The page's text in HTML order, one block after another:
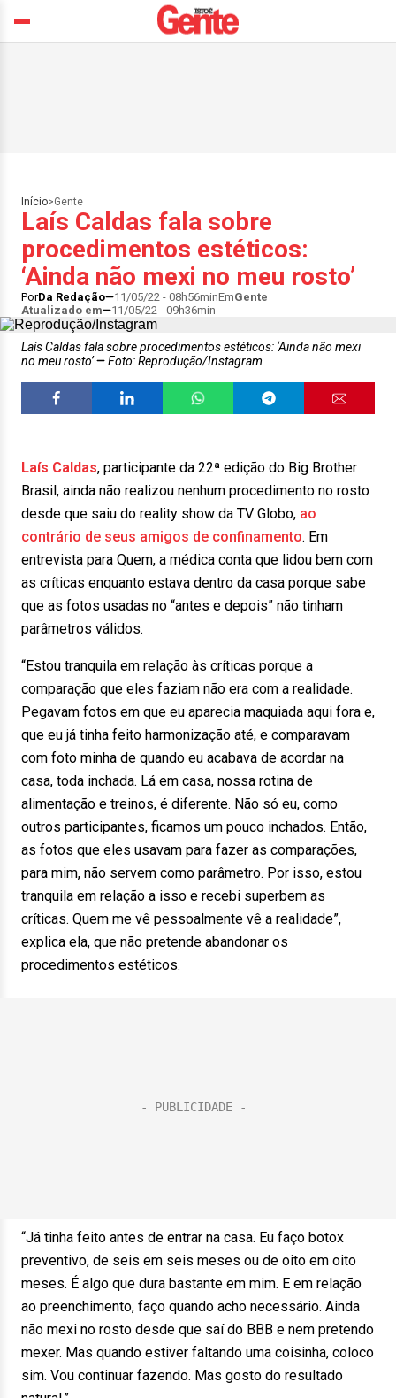
Início>Gente
Laís Caldas fala sobre
procedimentos estéticos:
‘Ainda não mexi no meu rosto’
PorDa Redação 11/05/22 - 08h56minEmGente
Atualizado em
11/05/22 - 09h36min
Laís Caldas fala sobre procedimentos estéticos: ‘Ainda não mexi
no meu rosto’
Foto: Reprodução/Instagram
Laís Caldas, participante da 22ª edição do Big Brother
Brasil, ainda não realizou nenhum procedimento no rosto
desde que saiu do reality show da TV Globo, ao
contrário de seus amigos de confinamento. Em
entrevista para Quem, a médica conta que lidou bem com
as críticas enquanto estava dentro da casa porque sabe
que as fotos usadas no “antes e depois” não tinham
parâmetros válidos.
“Estou tranquila em relação às críticas porque a
comparação que eles faziam não era com a realidade.
Pegavam fotos em que eu aparecia maquiada aqui fora e,
que eu já tinha feito harmonização até, e comparavam
com foto minha de quando eu acabava de acordar na
casa, toda inchada. Lá em casa, nossa rotina de
alimentação e treinos, é diferente. Não só eu, como
outros participantes, ficamos um pouco inchados. Então,
as fotos que eles usavam para fazer as comparações,
para mim, não servem como parâmetro. Por isso, estou
tranquila em relação a isso e recebi superbem as
críticas. Quem me vê pessoalmente vê a realidade”,
explica ela, que não pretende abandonar os
procedimentos estéticos.
“Já tinha feito antes de entrar na casa. Eu faço botox
preventivo, de seis em seis meses ou de oito em oito
meses. É algo que dura bastante em mim. E em relação
ao preenchimento, faço quando acho necessário. Ainda
não mexi no rosto desde que saí do BBB e nem pretendo
mexer. Mas quando estiver faltando uma coisinha, coloco
sim. Vou continuar fazendo. Mas gosto do resultado